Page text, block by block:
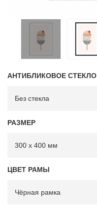
АНТИБЛИКОВОЕ СТЕКЛО
РАЗМЕР
ЦВЕТ РАМЫ